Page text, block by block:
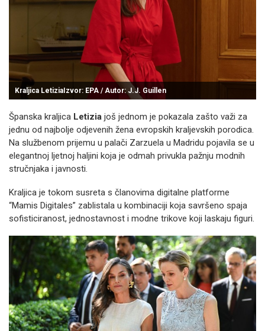
Kraljica LetiziaIzvor: EPA / Autor: J.J. Guillen
Španska kraljica Letizia još jednom je pokazala zašto važi za
jednu od najbolje odjevenih žena evropskih kraljevskih porodica.
Na službenom prijemu u palači Zarzuela u Madridu pojavila se u
elegantnoj ljetnoj haljini koja je odmah privukla pažnju modnih
stručnjaka i javnosti.
Kraljica je tokom susreta s članovima digitalne platforme
“Mamis Digitales” zablistala u kombinaciji koja savršeno spaja
sofisticiranost, jednostavnost i modne trikove koji laskaju figuri.